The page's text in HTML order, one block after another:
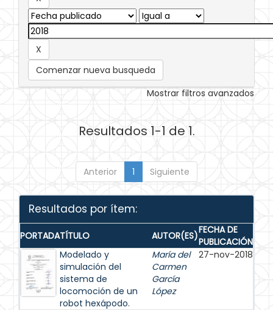
Comenzar nueva busqueda
Mostrar filtros avanzados
Resultados 1-1 de 1.
Anterior 1 Siguiente
Resultados por ítem:
PORTADATÍTULO AUTOR(ES)FECHA DE
PUBLICACIÓN
Modelado y
simulación del
sistema de
locomoción de un
robot hexápodo.
María del
Carmen
García
López
27-nov-2018